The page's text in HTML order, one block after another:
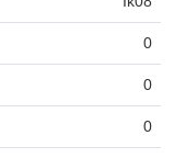
0
0
0